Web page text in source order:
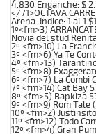
4.830 Enganche: $
</71>OCTAVA
Arena. Indice: 1 al 1
1º<fm>3)
Novia del stud
2º <fm>10) La
3º <fm>6) Ya Te
4º <fm>13)
5º <fm>8)
6º <fm>7) La Combi
7º <fm>14) Cat Bay
8º <fm>5) Bapkiza
9º <fm>9) Rom Tale
10º <fm>2)
11º <fm>12) Todo
12º <fm>4) Gran